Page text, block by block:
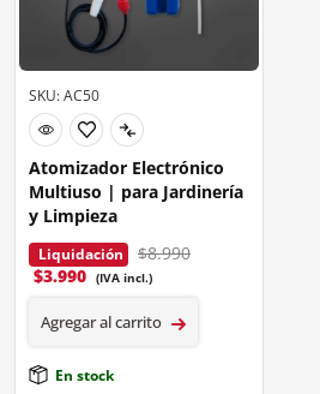
SKU: AC50
Atomizador Electrónico
Multiuso | para Jardinería
y Limpieza
Liquidación
$8.990
$3.990 (IVA incl.)
Agregar al carrito
En stock